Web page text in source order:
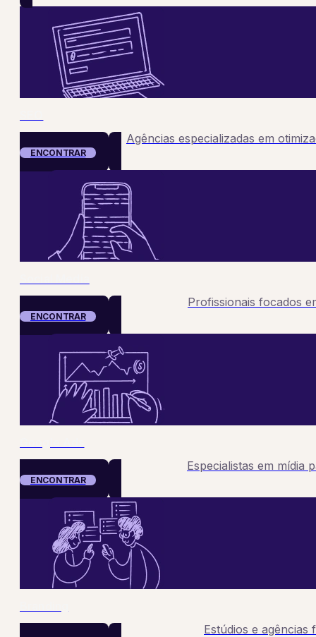
Agências especializadas em
ENCONTRAR
Profissionais focados
ENCONTRAR
Especialistas em mídia
ENCONTRAR
Estúdios e